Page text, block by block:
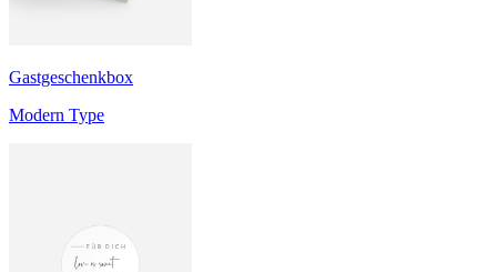
Gastgeschenkbox
Modern Type